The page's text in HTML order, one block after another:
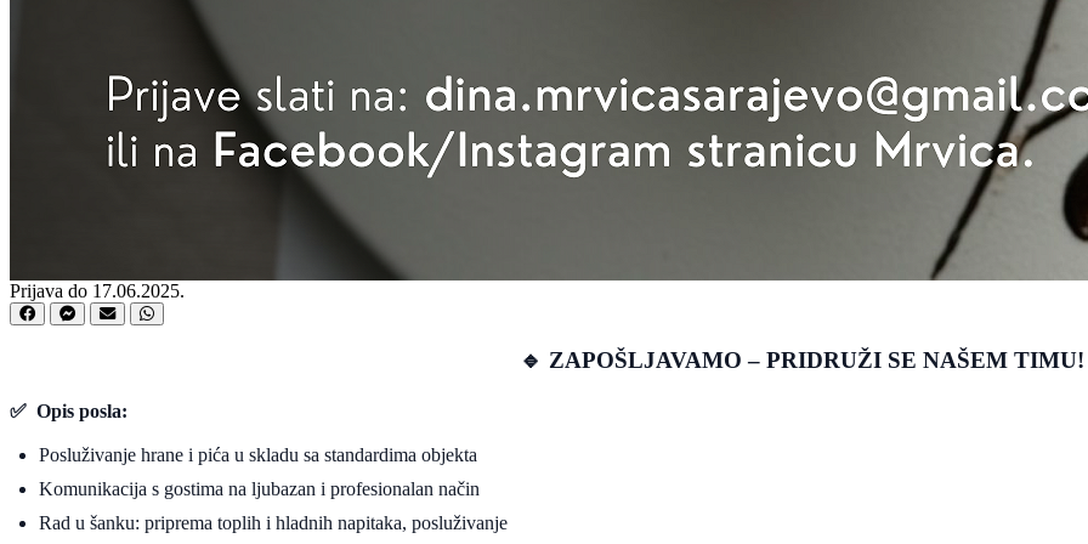
Prijava do 17.06.2025.
🔹 ZAPOŠLJAVAMO – PRIDRUŽI SE NAŠEM
✅ Opis posla:
Posluživanje hrane i pića u skladu sa standardima objekta
Komunikacija s gostima na ljubazan i profesionalan način
Rad u šanku: priprema toplih i hladnih napitaka, posluživanje